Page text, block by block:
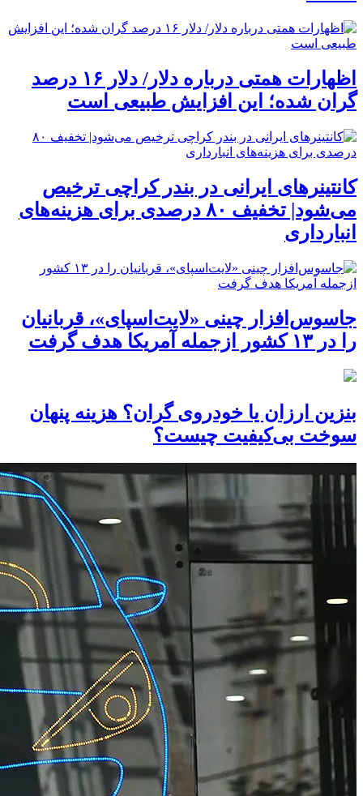
اظهارات همتی درباره دلار/ دلار ۱۶ درصد
گران شده؛ این افزایش طبیعی است
کانتینرهای ایرانی در بندر کراچی ترخیص
می‌شود| تخفیف ۸۰ درصدی برای هزینه‌های
انبارداری
جاسوس‌افزار چینی «لایت‌اسپای»، قربانیان
را در ۱۳ کشور ازجمله آمریکا هدف گرفت
بنزین ارزان یا خودروی گران؟ هزینه پنهان
سوخت بی‌کیفیت چیست؟